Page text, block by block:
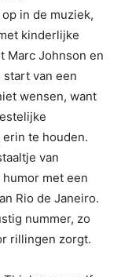
in de muziek,
kinderlijke
Marc Johnson en
van een
wensen, want
te houden.
van
met een
Rio de Janeiro.
nummer, zo
rillingen zorgt.